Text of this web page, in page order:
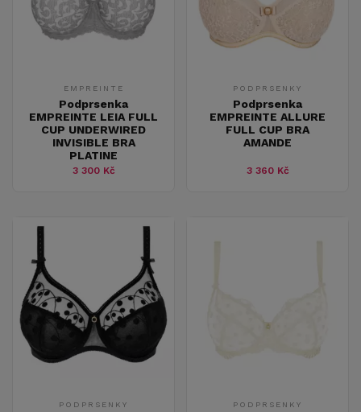
EMPREINTE
Podprsenka
EMPREINTE LEIA FULL
CUP UNDERWIRED
INVISIBLE BRA
PLATINE
3 300 Kč
PODPRSENKY
Podprsenka
EMPREINTE ALLURE
FULL CUP BRA
AMANDE
3 360 Kč
PODPRSENKY PODPRSENKY